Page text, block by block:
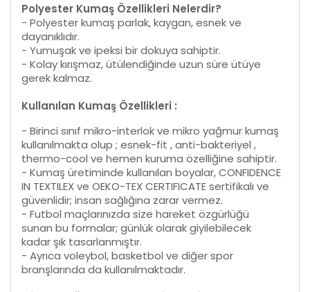
Polyester Kumaş Özellikleri Nelerdir?
- Polyester kumaş parlak, kaygan, esnek ve
dayanıklıdır.
- Yumuşak ve ipeksi bir dokuya sahiptir.
- Kolay kırışmaz, ütülendiğinde uzun süre ütüye
gerek kalmaz.
Kullanılan Kumaş Özellikleri :
- Birinci sınıf mikro-interlok ve mikro yağmur kumaş
kullanılmakta olup ; esnek-fit , anti-bakteriyel ,
thermo-cool ve hemen kuruma özelliğine sahiptir.
- Kumaş üretiminde kullanılan boyalar, CONFIDENCE
IN TEXTILEX ve OEKO-TEX CERTIFICATE sertifikalı ve
güvenlidir; insan sağlığına zarar vermez.
- Futbol maçlarınızda size hareket özgürlüğü
sunan bu formalar; günlük olarak giyilebilecek
kadar şık tasarlanmıştır.
- Ayrıca voleybol, basketbol ve diğer spor
branşlarında da kullanılmaktadır.